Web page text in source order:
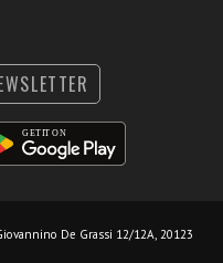
De Grassi 12/12A, 20123